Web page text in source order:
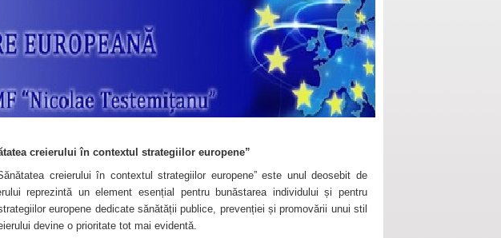
creierului în contextul strategiilor europene”
creierului în contextul strategiilor europene” este unul deosebit de
reprezintă un element esențial pentru bunăstarea individului și pentru
europene dedicate sănătății publice, prevenției și promovării unui stil
devine o prioritate tot mai evidentă.